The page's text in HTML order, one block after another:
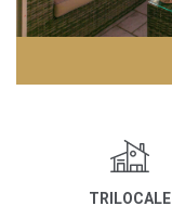
TRILOCALE